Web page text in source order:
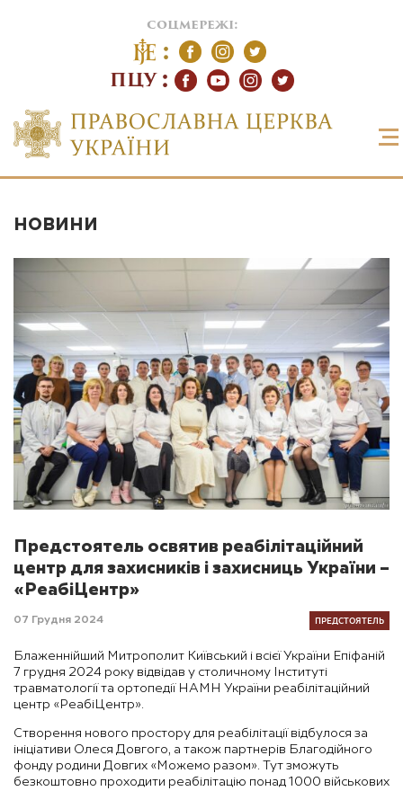
соцмережі:
ПЦУ
НОВИНИ
Предстоятель освятив реабілітаційний
центр для захисників і захисниць України –
«РеабіЦентр»
07 Грудня 2024 ПРЕДСТОЯТЕЛЬ
Блаженнійший Митрополит Київський і всієї України Епіфаній
7 грудня 2024 року відвідав у столичному Інституті
травматології та ортопедії НАМН України реабілітаційний
центр «РеабіЦентр».
Створення нового простору для реабілітації відбулося за
ініціативи Олеся Довгого, а також партнерів Благодійного
фонду родини Довгих «Можемо разом». Тут зможуть
безкоштовно проходити реабілітацію понад 1000 військових